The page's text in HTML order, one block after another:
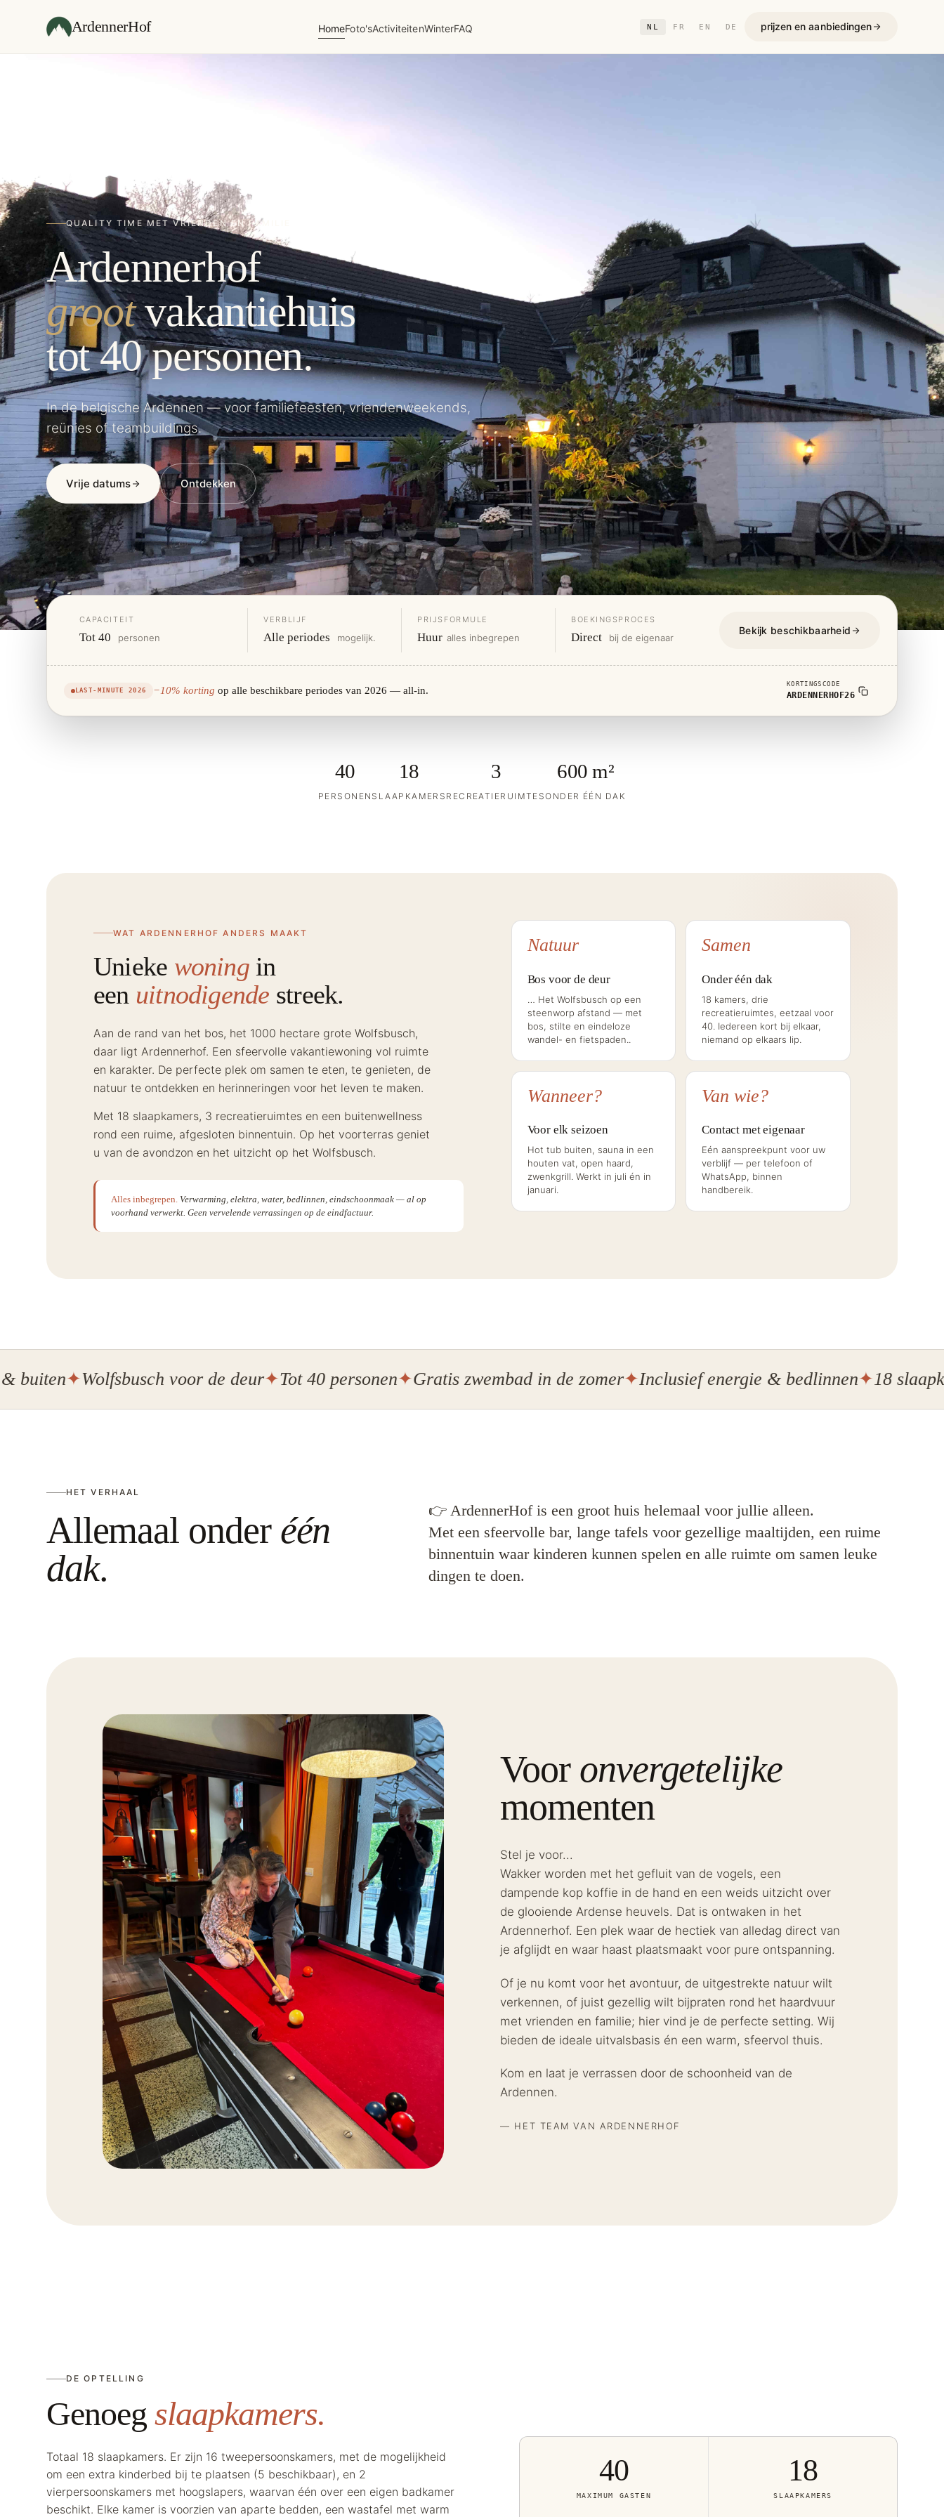
ArdennerHof HomeFoto'sActiviteitenWinterFAQ NL FR EN DE prijzen en aanbiedingen
QUALITY TIME MET VRIENDEN EN FAMILIE
Ardennerhof
grootvakantiehuis
tot 40 personen.
In de belgische Ardennen — voor familiefeesten, vriendenweekends,
reünies of teambuildings.
Vrije datums Ontdekken
CAPACITEIT
Tot 40 personen
VERBLIJF
Alle periodes mogelijk.
PRIJSFORMULE
Huur alles inbegrepen
BOEKINGSPROCES
Direct bij de eigenaar
Bekijk beschikbaarheid
LAST-MINUTE 2026 −10% korting op alle beschikbare periodes van 2026 — all-in.
KORTINGSCODE
ARDENNERHOF26
40
PERSONEN
18
SLAAPKAMERS
3
RECREATIERUIMTES
600 m²
ONDER ÉÉN DAK
WAT ARDENNERHOF ANDERS MAAKT
Unieke woning in
een uitnodigende streek.
Aan de rand van het bos, het 1000 hectare grote Wolfsbusch,
daar ligt Ardennerhof. Een sfeervolle vakantiewoning vol ruimte
en karakter. De perfecte plek om samen te eten, te genieten, de
natuur te ontdekken en herinneringen voor het leven te maken.
Met 18 slaapkamers, 3 recreatieruimtes en een buitenwellness
rond een ruime, afgesloten binnentuin. Op het voorterras geniet
u van de avondzon en het uitzicht op het Wolfsbusch.
Alles inbegrepen. Verwarming, elektra, water, bedlinnen, eindschoonmaak — al op
voorhand verwerkt. Geen vervelende verrassingen op de eindfactuur.
Natuur
Bos voor de deur
… Het Wolfsbusch op een
steenworp afstand — met
bos, stilte en eindeloze
wandel- en fietspaden..
Samen
Onder één dak
18 kamers, drie
recreatieruimtes, eetzaal voor
40. Iedereen kort bij elkaar,
niemand op elkaars lip.
Wanneer?
Voor elk seizoen
Hot tub buiten, sauna in een
houten vat, open haard,
zwenkgrill. Werkt in juli én in
januari.
Van wie?
Contact met eigenaar
Eén aanspreekpunt voor uw
verblijf — per telefoon of
WhatsApp, binnen
handbereik.
Wolfsbusch voor de deur Tot 40 personen Gratis zwembad in de zomer Inclusief energie & bedlinnen 18 slaapkamers
HET VERHAAL
Allemaal onder één
dak.
👉 ArdennerHof is een groot huis helemaal voor jullie alleen.
Met een sfeervolle bar, lange tafels voor gezellige maaltijden, een ruime
binnentuin waar kinderen kunnen spelen en alle ruimte om samen leuke
dingen te doen.
Voor onvergetelijke
momenten
Stel je voor...
Wakker worden met het gefluit van de vogels, een
dampende kop koffie in de hand en een weids uitzicht over
de glooiende Ardense heuvels. Dat is ontwaken in het
Ardennerhof. Een plek waar de hectiek van alledag direct van
je afglijdt en waar haast plaatsmaakt voor pure ontspanning.
Of je nu komt voor het avontuur, de uitgestrekte natuur wilt
verkennen, of juist gezellig wilt bijpraten rond het haardvuur
met vrienden en familie; hier vind je de perfecte setting. Wij
bieden de ideale uitvalsbasis én een warm, sfeervol thuis.
Kom en laat je verrassen door de schoonheid van de
Ardennen.
— HET TEAM VAN ARDENNERHOF
DE OPTELLING
Genoegslaapkamers.
Totaal 18 slaapkamers. Er zijn 16 tweepersoonskamers, met de mogelijkheid
om een extra kinderbed bij te plaatsen (5 beschikbaar), en 2
vierpersoonskamers met hoogslapers, waarvan één over een eigen badkamer
beschikt. Elke kamer is voorzien van aparte bedden, een wastafel met warm
40
MAXIMUM GASTEN
18
SLAAPKAMERS